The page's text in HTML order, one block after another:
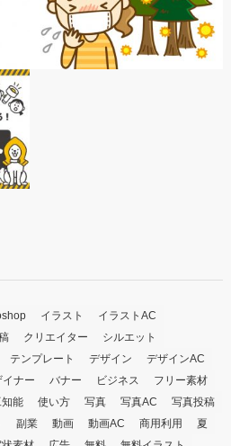
イラスト
イラストAC
クリエイター
シルエット
テンプレート デザイン
デザインAC
イナー バナー ビジネス
フリー素材
知能 使い方 写真 写真AC
写真投稿
副業 動画 動画AC 商用利用
夏